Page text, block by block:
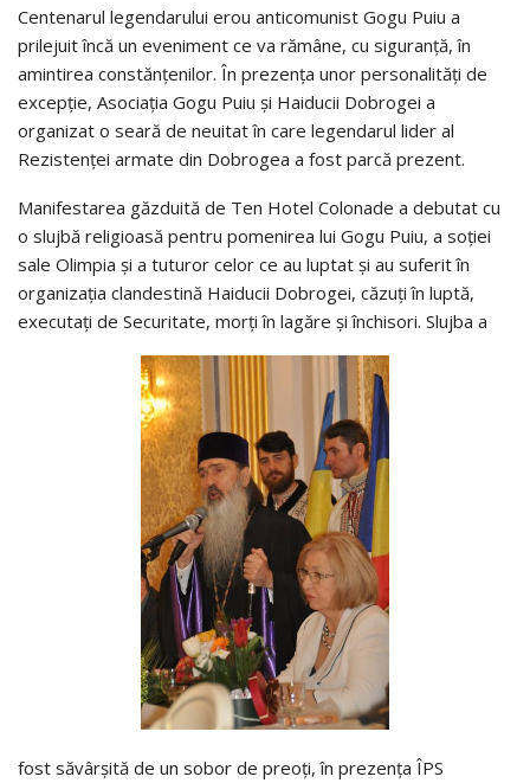
Centenarul legendarului erou anticomunist Gogu Puiu a
prilejuit încă un eveniment ce va rămâne, cu siguranță, în
amintirea constănțenilor. În prezența unor personalități de
excepție, Asociația Gogu Puiu și Haiducii Dobrogei a
organizat o seară de neuitat în care legendarul lider al
Rezistenței armate din Dobrogea a fost parcă prezent.
Manifestarea găzduită de Ten Hotel Colonade a debutat cu
o slujbă religioasă pentru pomenirea lui Gogu Puiu, a soției
sale Olimpia și a tuturor celor ce au luptat și au suferit în
organizația clandestină Haiducii Dobrogei, căzuți în luptă,
executați de Securitate, morți în lagăre și închisori. Slujba a
fost săvârșită de un sobor de preoți, în prezența ÎPS